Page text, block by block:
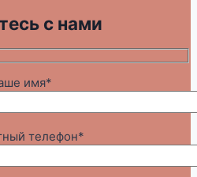
с нами
имя*
телефон*